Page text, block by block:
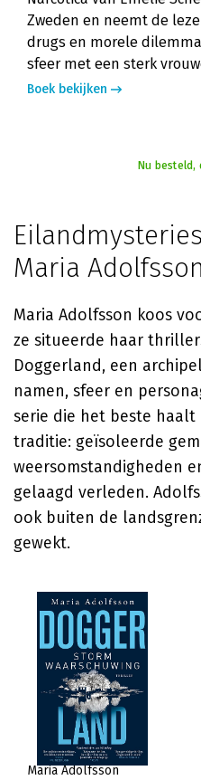
Zweden en neemt de
drugs en morele
sfeer met een sterk
Boek bekijken
Nu
Maria Adolfsson
Maria Adolfsson koos
ze situeerde haar
Doggerland, een
namen, sfeer en
serie die het beste
traditie: geïsoleerde
weersomstandigheden
gelaagd verleden.
ook buiten de
gewekt.
Maria Adolfsson